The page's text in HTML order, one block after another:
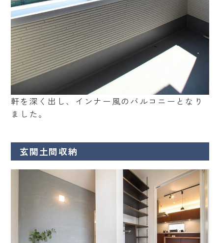
軒を深く出し、インナー風のバルコニーとなり
ました。
玄関土間収納